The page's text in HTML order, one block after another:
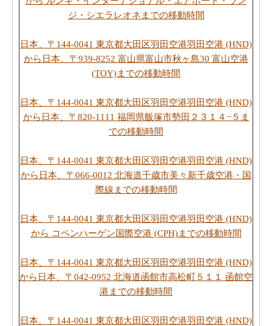
ジ・シエラレオネまでの移動時間
日本、〒144-0041 東京都大田区羽田空港羽田空港 (HND)
から日本、〒939-8252 富山県富山市秋ヶ島30 富山空港
(TOY)までの移動時間
日本、〒144-0041 東京都大田区羽田空港羽田空港 (HND)
から日本、〒820-1111 福岡県飯塚市勢田２３１４−５ま
での移動時間
日本、〒144-0041 東京都大田区羽田空港羽田空港 (HND)
から日本、〒066-0012 北海道千歳市美々新千歳空港・国
際線までの移動時間
日本、〒144-0041 東京都大田区羽田空港羽田空港 (HND)
から コペンハーゲン国際空港 (CPH)までの移動時間
日本、〒144-0041 東京都大田区羽田空港羽田空港 (HND)
から日本、〒042-0952 北海道函館市高松町５１１ 函館空
港までの移動時間
日本、〒144-0041 東京都大田区羽田空港羽田空港 (HND)